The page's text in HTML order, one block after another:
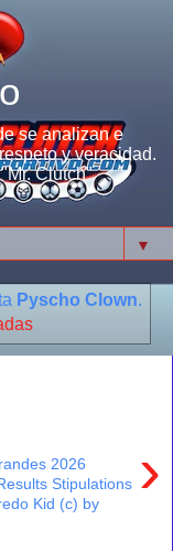
se analizan e
y veracidad.
Clutch"
▼
Pyscho Clown.
›
2026
Stipulations
Kid (c) by